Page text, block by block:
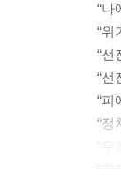
(
《
생
모
통
법
“나
“위
“선
“선
“피
“정
“전